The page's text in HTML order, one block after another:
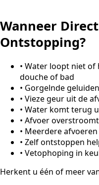
Wanneer
Ontstopping?
• Water loopt niet of
douche of bad
• Gorgelnde
• Vieze geur uit de
• Water komt terug
• Afvoer
• Meerdere
• Zelf ontstoppen
• Vetophoping in
Herkent u één of meer